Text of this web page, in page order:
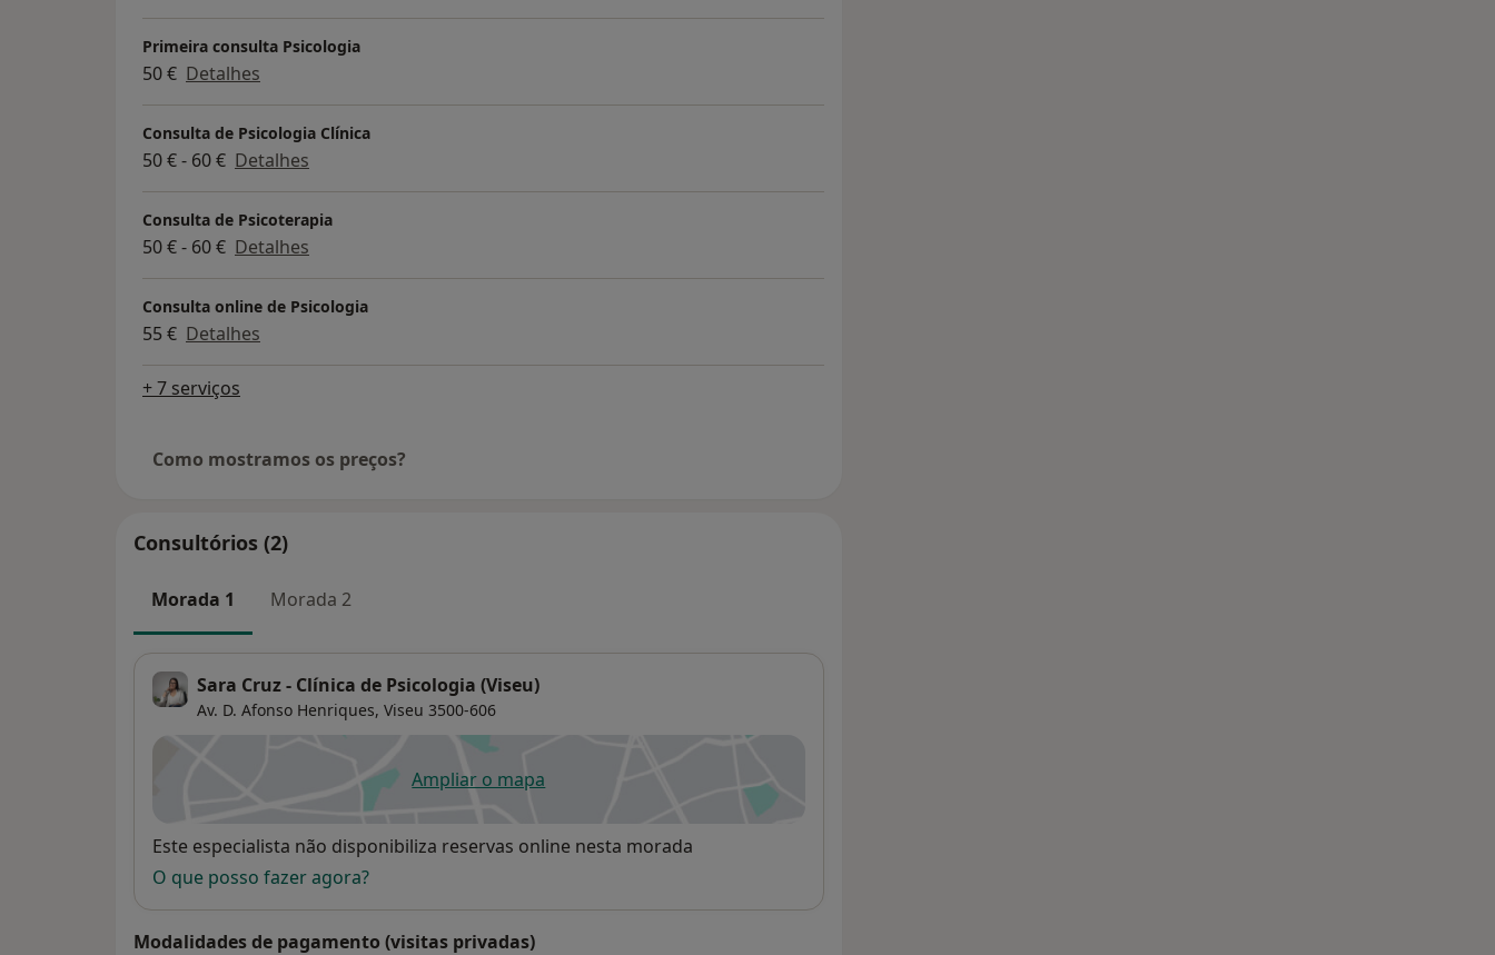
Primeira consulta Psicologia
50 € Detalhes
Consulta de Psicologia Clínica
50 € - 60 € Detalhes
Consulta de Psicoterapia
50 € - 60 € Detalhes
Consulta online de Psicologia
55 € Detalhes
+ 7 serviços
Como mostramos os preços?
Consultórios (2)
Morada 1 Morada 2
Sara Cruz - Clínica de Psicologia (Viseu)
Av. D. Afonso Henriques, Viseu 3500-606
Ampliar o mapaabre num novo separador
Disponibilidade
Este especialista não disponibiliza reservas online nesta morada
O que posso fazer agora?
Modalidades de pagamento (visitas privadas)